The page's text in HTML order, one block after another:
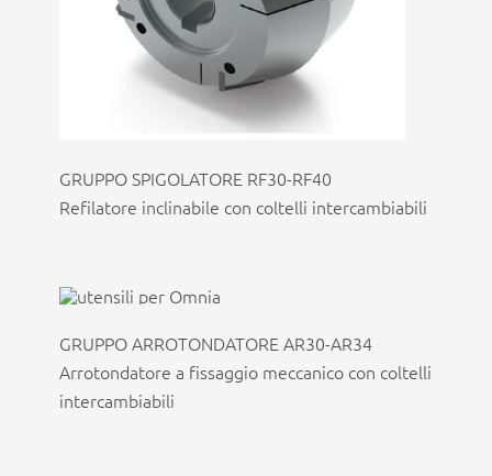
GRUPPO SPIGOLATORE RF30-RF40
Refilatore inclinabile con coltelli intercambiabili
GRUPPO ARROTONDATORE AR30-AR34
Arrotondatore a fissaggio meccanico con coltelli
intercambiabili